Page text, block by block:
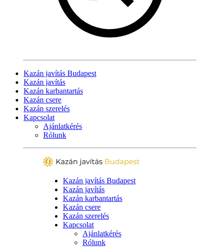
Kazán javítás Budapest
Kazán javítás
Kazán karbantartás
Kazán csere
Kazán szerelés
Kapcsolat
Ajánlatkérés
Rólunk
Kazán javítás Budapest
Kazán javítás
Kazán karbantartás
Kazán csere
Kazán szerelés
Kapcsolat
Ajánlatkérés
Rólunk